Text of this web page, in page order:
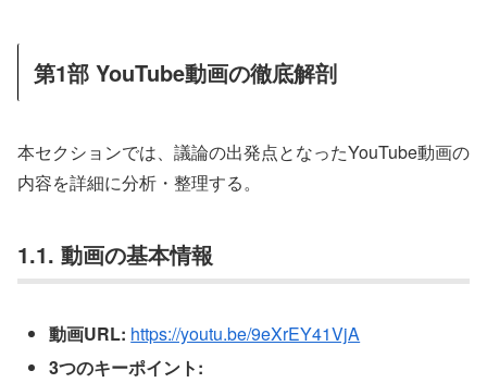
第1部 YouTube動画の徹底解剖
本セクションでは、議論の出発点となったYouTube動画の
内容を詳細に分析・整理する。
1.1. 動画の基本情報
動画URL: https://youtu.be/9eXrEY41VjA
3つのキーポイント: